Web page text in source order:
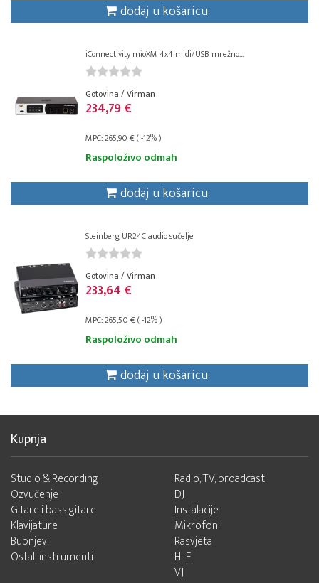
dodaj u košaricu
iConnectivity mioXM 4x4 midi/USB mrežno...
Gotovina / Virman
234,79 €
MPC: 265,90 € ( -12% )
Raspoloživo odmah
dodaj u košaricu
Steinberg UR24C audio sučelje
Gotovina / Virman
233,64 €
MPC: 265,50 € ( -12% )
Raspoloživo odmah
dodaj u košaricu
Kupnja
Studio & Recording
Ozvučenje
Gitare i bass gitare
Klavijature
Bubnjevi
Ostali instrumenti
Radio, TV, broadcast
DJ
Instalacije
Mikrofoni
Rasvjeta
Hi-Fi
VJ